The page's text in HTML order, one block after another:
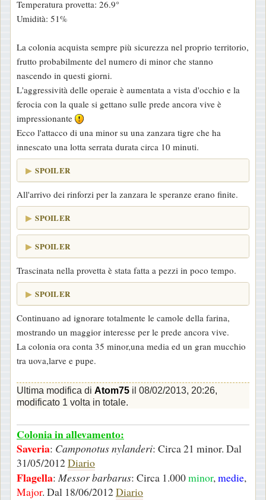
a
g
i
o
Temperatura provetta: 26.9°
Umidità: 51%
La colonia acquista sempre più sicurezza nel proprio territorio,
frutto probabilmente del numero di minor che stanno
nascendo in questi giorni.
L'aggressività delle operaie è aumentata a vista d'occhio e la
ferocia con la quale si gettano sulle prede ancora vive è
impressionante
Ecco l'attacco di una minor su una zanzara tigre che ha
innescato una lotta serrata durata circa 10 minuti.
SPOILER
All'arrivo dei rinforzi per la zanzara le speranze erano finite.
SPOILER
SPOILER
Trascinata nella provetta è stata fatta a pezzi in poco tempo.
SPOILER
Continuano ad ignorare totalmente le camole della farina,
mostrando un maggior interesse per le prede ancora vive.
La colonia ora conta 35 minor,una media ed un gran mucchio
tra uova,larve e pupe.
Ultima modifica di Atom75 il 08/02/2013, 20:26,
modificato 1 volta in totale.
Colonia in allevamento:
Saveria: Camponotus nylanderi: Circa 21 minor. Dal
31/05/2012Diario
Flagella: Messor barbarus: Circa 1.000minor,medie,
Major. Dal 18/06/2012Diario